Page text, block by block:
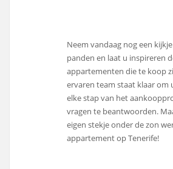
Neem vandaag nog een
panden en laat u inspireren
appartementen die te koop
ervaren team staat klaar om
elke stap van het
vragen te beantwoorden.
eigen stekje onder de zon
appartement op Tenerife!